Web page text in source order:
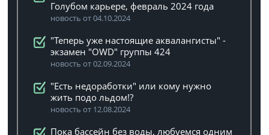
Голубом карьере, февраль 2024 года
новость от 04.10.2024
"Теперь уже настоящие аквалангисты" -
экзамен "OWD" группы 424
новость от 02.09.2024
"Есть недоработки" или кому нужно
жить подо льдом!?
новость от 12.08.2024
Пока бассейн без воды, любуемся одним